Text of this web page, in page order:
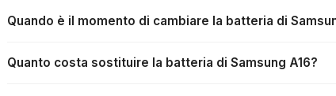
Quando è il momento di cambiare la batteria di
Quanto costa sostituire la batteria di Samsung A16?